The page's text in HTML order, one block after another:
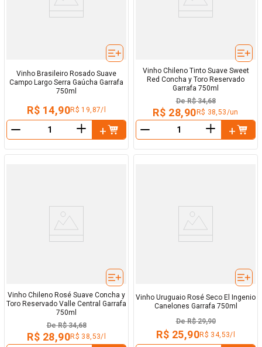
Vinho Brasileiro Rosado Suave
Campo Largo Serra Gaúcha Garrafa
750ml
R$ 14,90R$ 19,87/l
＋
Vinho Chileno Tinto Suave Sweet
Red Concha y Toro Reservado
Garrafa 750ml
De R$ 34,68
R$ 28,90 R$ 38,53/un
＋
Vinho Chileno Rosé Suave Concha y
Toro Reservado Valle Central Garrafa
750ml
De R$ 34,68
R$ 28,90R$ 38,53/l
Vinho Uruguaio Rosé Seco El Ingenio
Canelones Garrafa 750ml
De R$ 29,90
R$ 25,90R$ 34,53/l